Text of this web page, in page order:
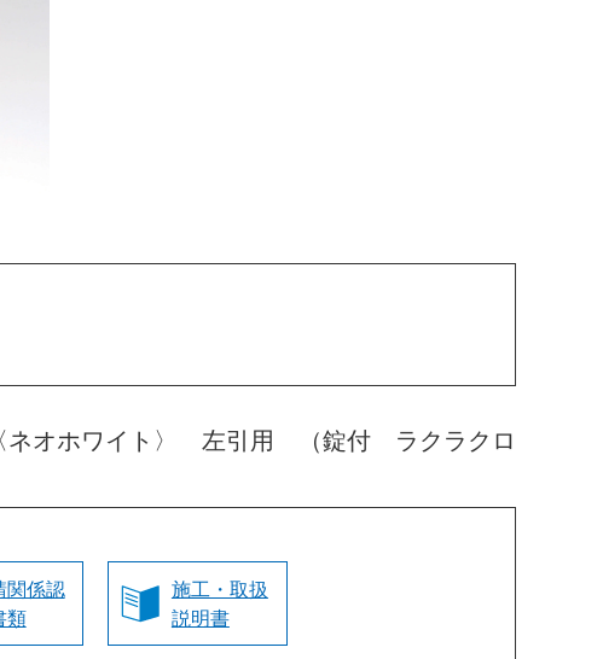
オホワイト〉 左引用 （錠付 ラクラクロ
関係認
類
施工・取扱
説明書